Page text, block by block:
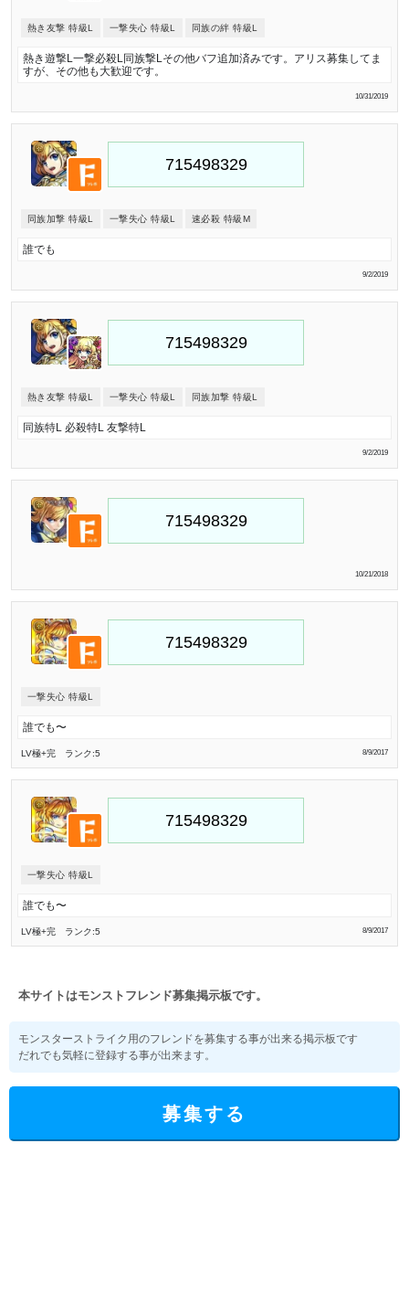
熱き友撃 特級L 一撃失心 特級L 同族の絆 特級L
熱き遊撃L一撃必殺L同族撃Lその他バフ追加済みです。アリス募集してま
すが、その他も大歓迎です。
10/31/2019
同族加撃 特級L 一撃失心 特級L 速必殺 特級M
誰でも
9/2/2019
熱き友撃 特級L 一撃失心 特級L 同族加撃 特級L
同族特L 必殺特L 友撃特L
9/2/2019
10/21/2018
一撃失心 特級L
誰でも〜
LV極+完 ランク:5 8/9/2017
一撃失心 特級L
誰でも〜
LV極+完 ランク:5 8/9/2017
本サイトはモンストフレンド募集掲示板です。
モンスターストライク用のフレンドを募集する事が出来る掲示板です
だれでも気軽に登録する事が出来ます。
募集する